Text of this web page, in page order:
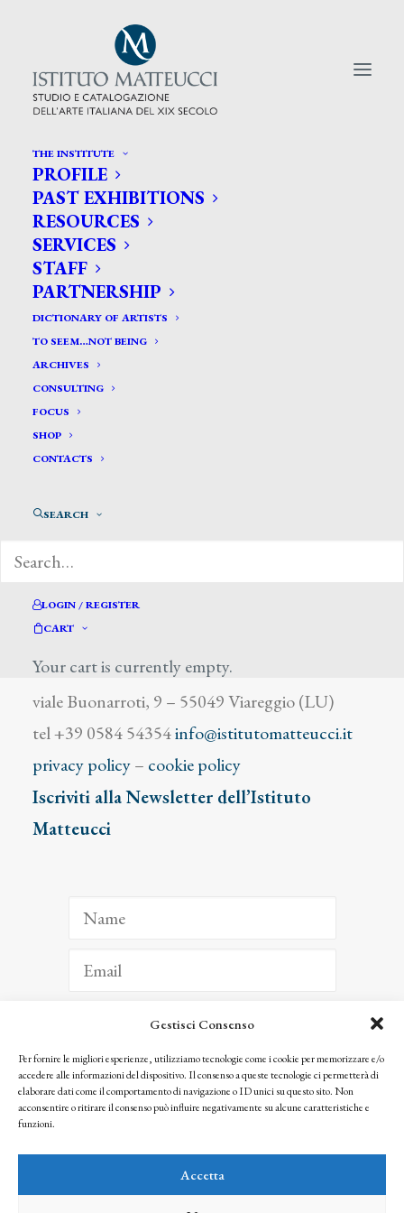
Gestisci Consenso
Per fornire le migliori esperienze, utilizziamo tecnologie come i cookie per memorizzare e/o
accedere alle informazioni del dispositivo. Il consenso a queste tecnologie ci permetterà di
elaborare dati come il comportamento di navigazione o ID unici su questo sito. Non
acconsentire o ritirare il consenso può influire negativamente su alcune caratteristiche e
funzioni.
Accetta
THE INSTITUTE
PROFILE
PAST EXHIBITIONS
RESOURCES
SERVICES
STAFF
PARTNERSHIP
DICTIONARY OF ARTISTS
TO SEEM…NOT BEING
ARCHIVES
CONSULTING
FOCUS
SHOP
CONTACTS
SEARCH
LOGIN / REGISTER
CART
Your cart is currently empty.
CERCA TRA GLI ARTISTI:
Search
for:
Belloni Giovanni
Istituto Matteucci
viale Buonarroti, 9 – 55049 Viareggio (LU)
tel +39 0584 54354info@istitutomatteucci.it
privacy policy– cookie policy
Iscriviti alla Newsletter dell’Istituto
Matteucci
ISCRIVITI
Facendo clic per iscriverti, riconosci che le tue informazioni saranno trattate
seguendo la nostra Privacy Policy
© 2025 Istituto Matteucci. All right reserved
l’autorizzazione scritta dei proprietari dei diritti e dell’Istituto Matteucci